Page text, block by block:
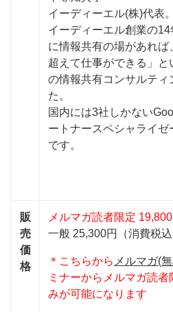
イーディーエル(株)代表。
イーディーエル創業の
に情報共有の場があれ
超えて仕事ができる」
の情報共有コンサルティ
た。
国内には3社しかない
ートナースペシャライ
です。
販
売
価
格
メルマガ読者限定
一般 25,300円（消費税込
＊こちらから メルマガ(
ミナーからメルマガ読
みが可能になります